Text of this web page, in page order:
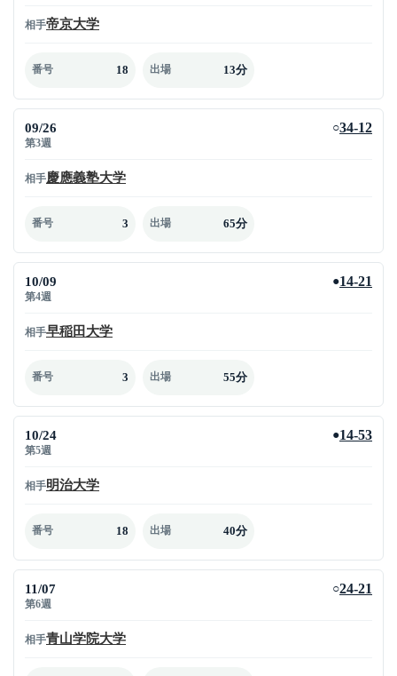
相手帝京大学
番号 18 出場 13分
09/26
第3週
○34-12
相手慶應義塾大学
番号 3 出場 65分
10/09
第4週
●14-21
相手早稲田大学
番号 3 出場 55分
10/24
第5週
●14-53
相手明治大学
番号 18 出場 40分
11/07
第6週
○24-21
相手青山学院大学